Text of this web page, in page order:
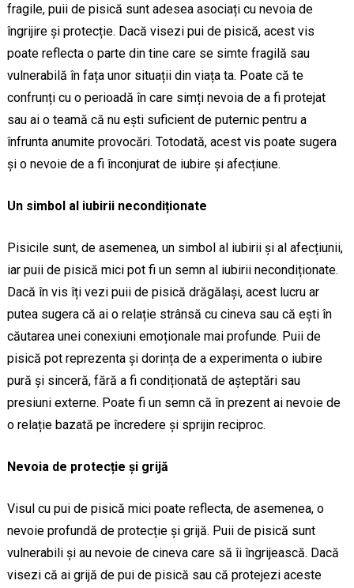
fragile, puii de pisică sunt adesea asociați cu nevoia de
îngrijire și protecție. Dacă visezi pui de pisică, acest vis
poate reflecta o parte din tine care se simte fragilă sau
vulnerabilă în fața unor situații din viața ta. Poate că te
confrunți cu o perioadă în care simți nevoia de a fi protejat
sau ai o teamă că nu ești suficient de puternic pentru a
înfrunta anumite provocări. Totodată, acest vis poate sugera
și o nevoie de a fi înconjurat de iubire și afecțiune.
Un simbol al iubirii necondiționate
Pisicile sunt, de asemenea, un simbol al iubirii și al afecțiunii,
iar puii de pisică mici pot fi un semn al iubirii necondiționate.
Dacă în vis îți vezi puii de pisică drăgălași, acest lucru ar
putea sugera că ai o relație strânsă cu cineva sau că ești în
căutarea unei conexiuni emoționale mai profunde. Puii de
pisică pot reprezenta și dorința de a experimenta o iubire
pură și sinceră, fără a fi condiționată de așteptări sau
presiuni externe. Poate fi un semn că în prezent ai nevoie de
o relație bazată pe încredere și sprijin reciproc.
Nevoia de protecție și grijă
Visul cu pui de pisică mici poate reflecta, de asemenea, o
nevoie profundă de protecție și grijă. Puii de pisică sunt
vulnerabili și au nevoie de cineva care să îi îngrijească. Dacă
visezi că ai grijă de pui de pisică sau că protejezi aceste